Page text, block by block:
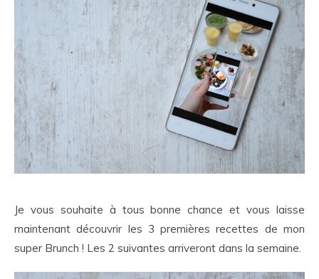
Je vous souhaite à tous bonne chance et vous laisse
maintenant découvrir les 3 premières recettes de mon
super Brunch ! Les 2 suivantes arriveront dans la semaine.